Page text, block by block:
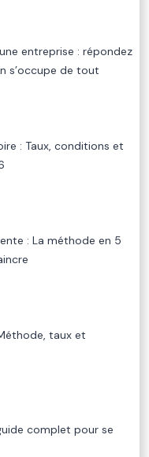
entreprise : répondez
s’occupe de tout
: Taux, conditions et
: La méthode en 5
taux et
complet pour se